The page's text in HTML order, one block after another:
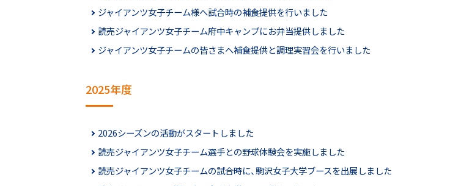
ジャイアンツ女子チーム様へ試合時の補食提供を行いました
読売ジャイアンツ女子チーム府中キャンプにお弁当提供しました
ジャイアンツ女子チームの皆さまへ補食提供と調理実習会を行いました
2025年度
2026シーズンの活動がスタートしました
読売ジャイアンツ女子チーム選手との野球体験会を実施しました
読売ジャイアンツ女子チームの試合時に、駒沢女子大学ブースを出展しました